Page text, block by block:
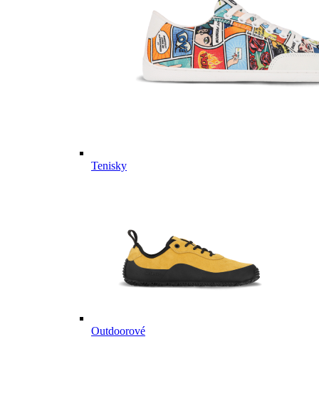
Tenisky
Outdoorové